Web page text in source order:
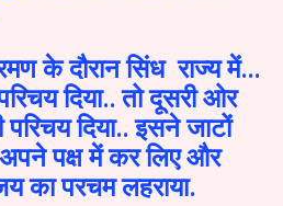
के दौरान सिंध राज्य में...
दिया.. तो दूसरी ओर
दिया.. इसने जाटों
पक्ष में कर लिए और
का परचम लहराया.